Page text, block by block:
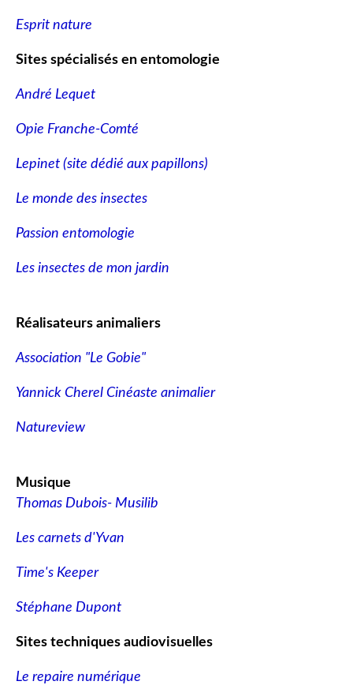
Esprit nature
Sites spécialisés en entomologie
André Lequet
Opie Franche-Comté
Lepinet (site dédié aux papillons)
Le monde des insectes
Passion entomologie
Les insectes de mon jardin
Réalisateurs animaliers
Association "Le Gobie"
Yannick Cherel Cinéaste animalier
Natureview
Musique
Thomas Dubois- Musilib
Les carnets d'Yvan
Time's Keeper
Stéphane Dupont
Sites techniques audiovisuelles
Le repaire numérique